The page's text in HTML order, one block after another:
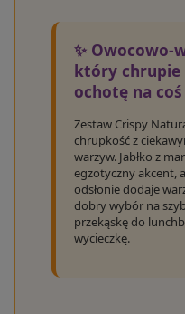
✨ Owocowo-
który chrupie
ochotę na
Zestaw Crispy
chrupkość z
warzyw. Jabłko z
egzotyczny akcent,
odsłonie dodaje
dobry wybór na
przekąskę do
wycieczkę.